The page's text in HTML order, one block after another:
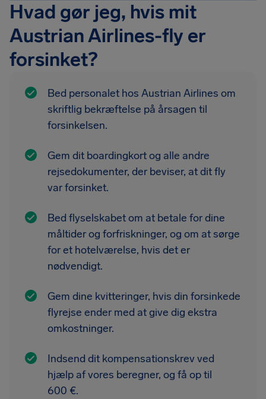
Hvad gør jeg, hvis mit
Austrian Airlines-fly er
forsinket?
Bed personalet hos Austrian Airlines om
skriftlig bekræftelse på årsagen til
forsinkelsen.
Gem dit boardingkort og alle andre
rejsedokumenter, der beviser, at dit fly
var forsinket.
Bed flyselskabet om at betale for dine
måltider og forfriskninger, og om at sørge
for et hotelværelse, hvis det er
nødvendigt.
Gem dine kvitteringer, hvis din forsinkede
flyrejse ender med at give dig ekstra
omkostninger.
Indsend dit kompensationskrev ved
hjælp af vores beregner, og få op til
600 €.